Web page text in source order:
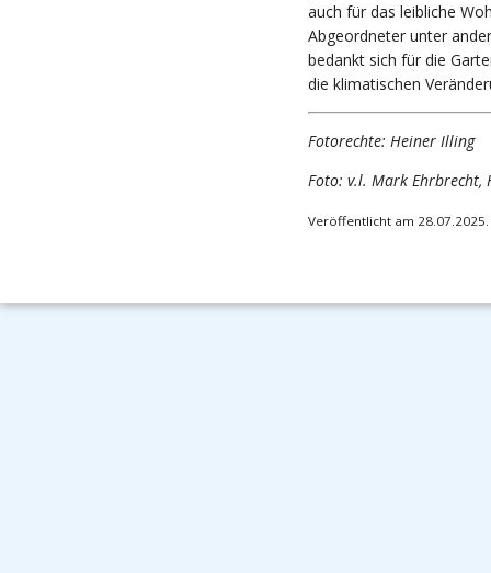
auch für das leibliche
Abgeordneter unter
bedankt sich für die
die klimatischen
Fotorechte: Heiner Illing
Foto: v.l. Mark
Veröffentlicht am 28.07.2025.